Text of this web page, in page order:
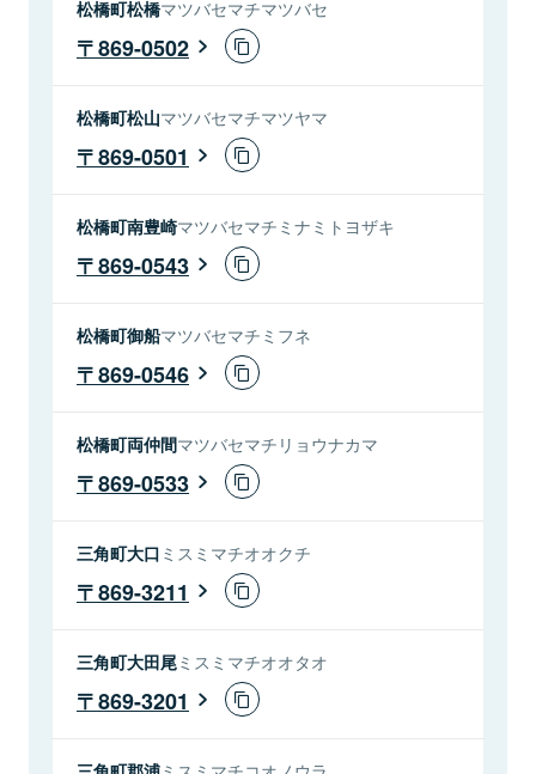
松橋町松橋マツバセマチマツバセ
869-0502
松橋町松山マツバセマチマツヤマ
869-0501
松橋町南豊崎マツバセマチミナミトヨザキ
869-0543
松橋町御船マツバセマチミフネ
869-0546
松橋町両仲間マツバセマチリョウナカマ
869-0533
三角町大口 ミスミマチオオクチ
869-3211
三角町大田尾ミスミマチオオタオ
869-3201